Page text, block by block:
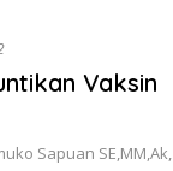
Vaksin
Sapuan SE,MM,Ak,